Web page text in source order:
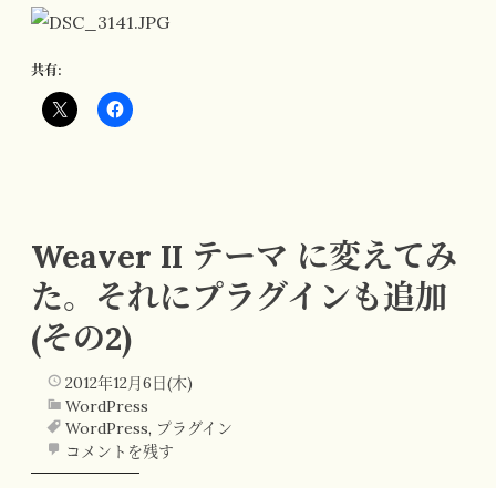
共有:
Weaver II テーマ に変えてみ
た。それにプラグインも追加
(その2)
2012年12月6日(木)
WordPress
WordPress, プラグイン
コメントを残す